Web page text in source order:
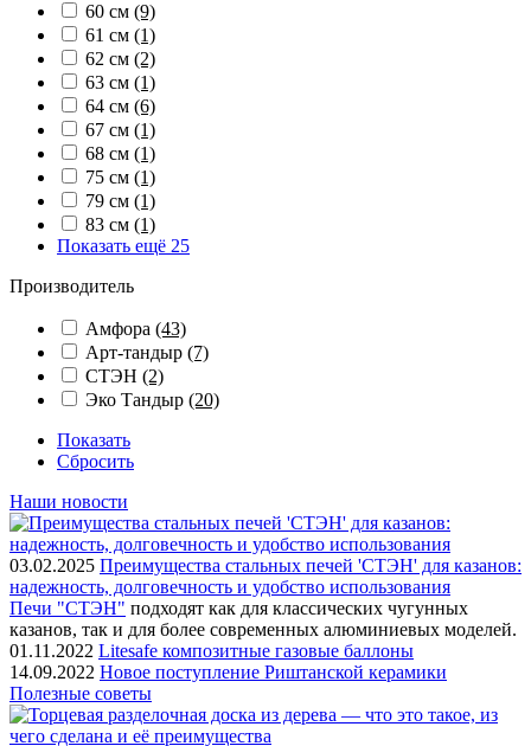
60 см (9)
61 см (1)
62 см (2)
63 см (1)
64 см (6)
67 см (1)
68 см (1)
75 см (1)
79 см (1)
83 см (1)
Показать ещё 25
Производитель
Амфора (43)
Арт-тандыр (7)
СТЭН (2)
Эко Тандыр (20)
Показать
Сбросить
Наши новости
03.02.2025 Преимущества стальных печей 'СТЭН' для казанов:
надежность, долговечность и удобство использования
Печи "СТЭН" подходят как для классических чугунных
казанов, так и для более современных алюминиевых моделей.
01.11.2022 Litesafe композитные газовые баллоны
14.09.2022 Новое поступление Риштанской керамики
Полезные советы